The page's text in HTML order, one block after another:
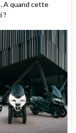
A quand cette
?